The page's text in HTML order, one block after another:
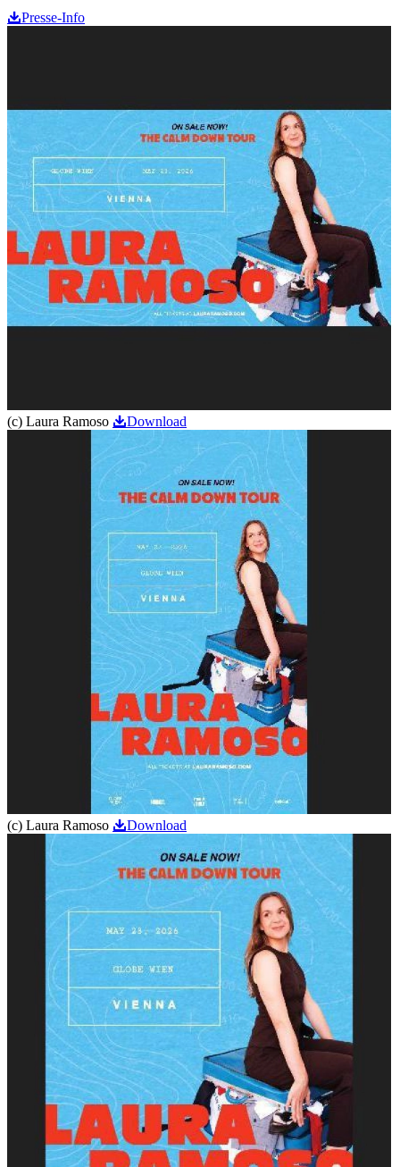
Presse-Info
(c) Laura Ramoso Download
(c) Laura Ramoso Download